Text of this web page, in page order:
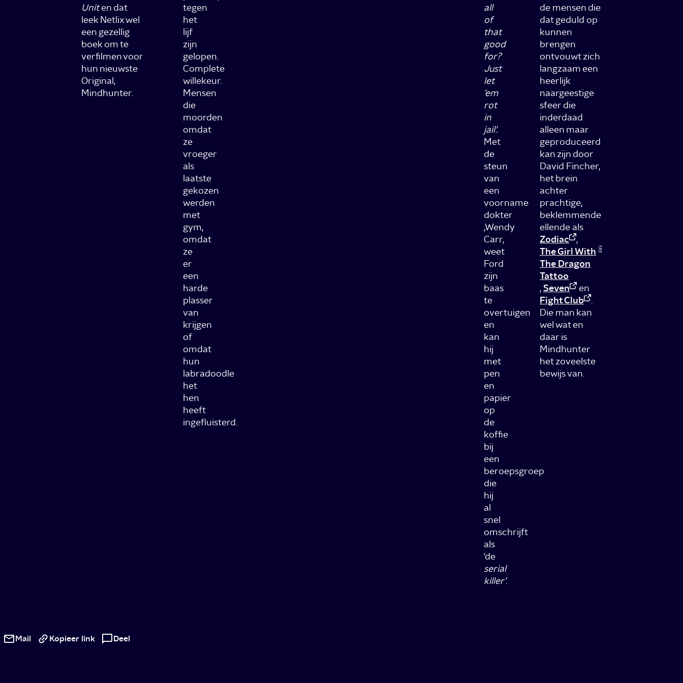
Uniten dat
leek Netlix wel
een gezellig
boek om te
verfilmen voor
hun nieuwste
Original,
Mindhunter.
tegen
het
lijf
zijn
gelopen.
Complete
willekeur.
Mensen
die
moorden
omdat
ze
vroeger
als
laatste
gekozen
werden
met
gym,
omdat
ze
er
een
harde
plasser
van
krijgen
of
omdat
hun
labradoodle
het
hen
heeft
ingefluisterd.
all
of
that
good
for?
Just
let
’em
rot
in
jail’.
Met
de
steun
van
een
voorname
dokter
,Wendy
Carr,
weet
Ford
zijn
baas
te
overtuigen
en
kan
hij
met
pen
en
papier
op
de
koffie
bij
een
beroepsgroep
die
hij
al
snel
omschrijft
als
‘de
serial
killer’.
de mensen die
dat geduld op
kunnen
brengen
ontvouwt zich
langzaam een
heerlijk
naargeestige
sfeer die
inderdaad
alleen maar
geproduceerd
kan zijn door
David Fincher,
het brein
achter
prachtige,
beklemmende
ellende als
Zodiac ,
The Girl With
The Dragon
Tattoo
,Seven en
Fight Club
Die man kan
wel wat en
daar is
Mindhunter
het zoveelste
bewijs van.
kijkje
Mail Kopieer link Deel